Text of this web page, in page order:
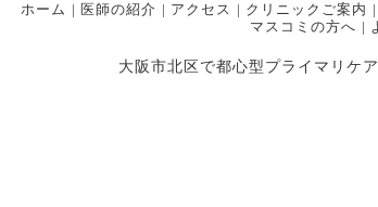
ホーム | 医師の紹介 | アクセス | クリニックご案内 |
マスコミの方へ |
大阪市北区で都心型プライマリケ